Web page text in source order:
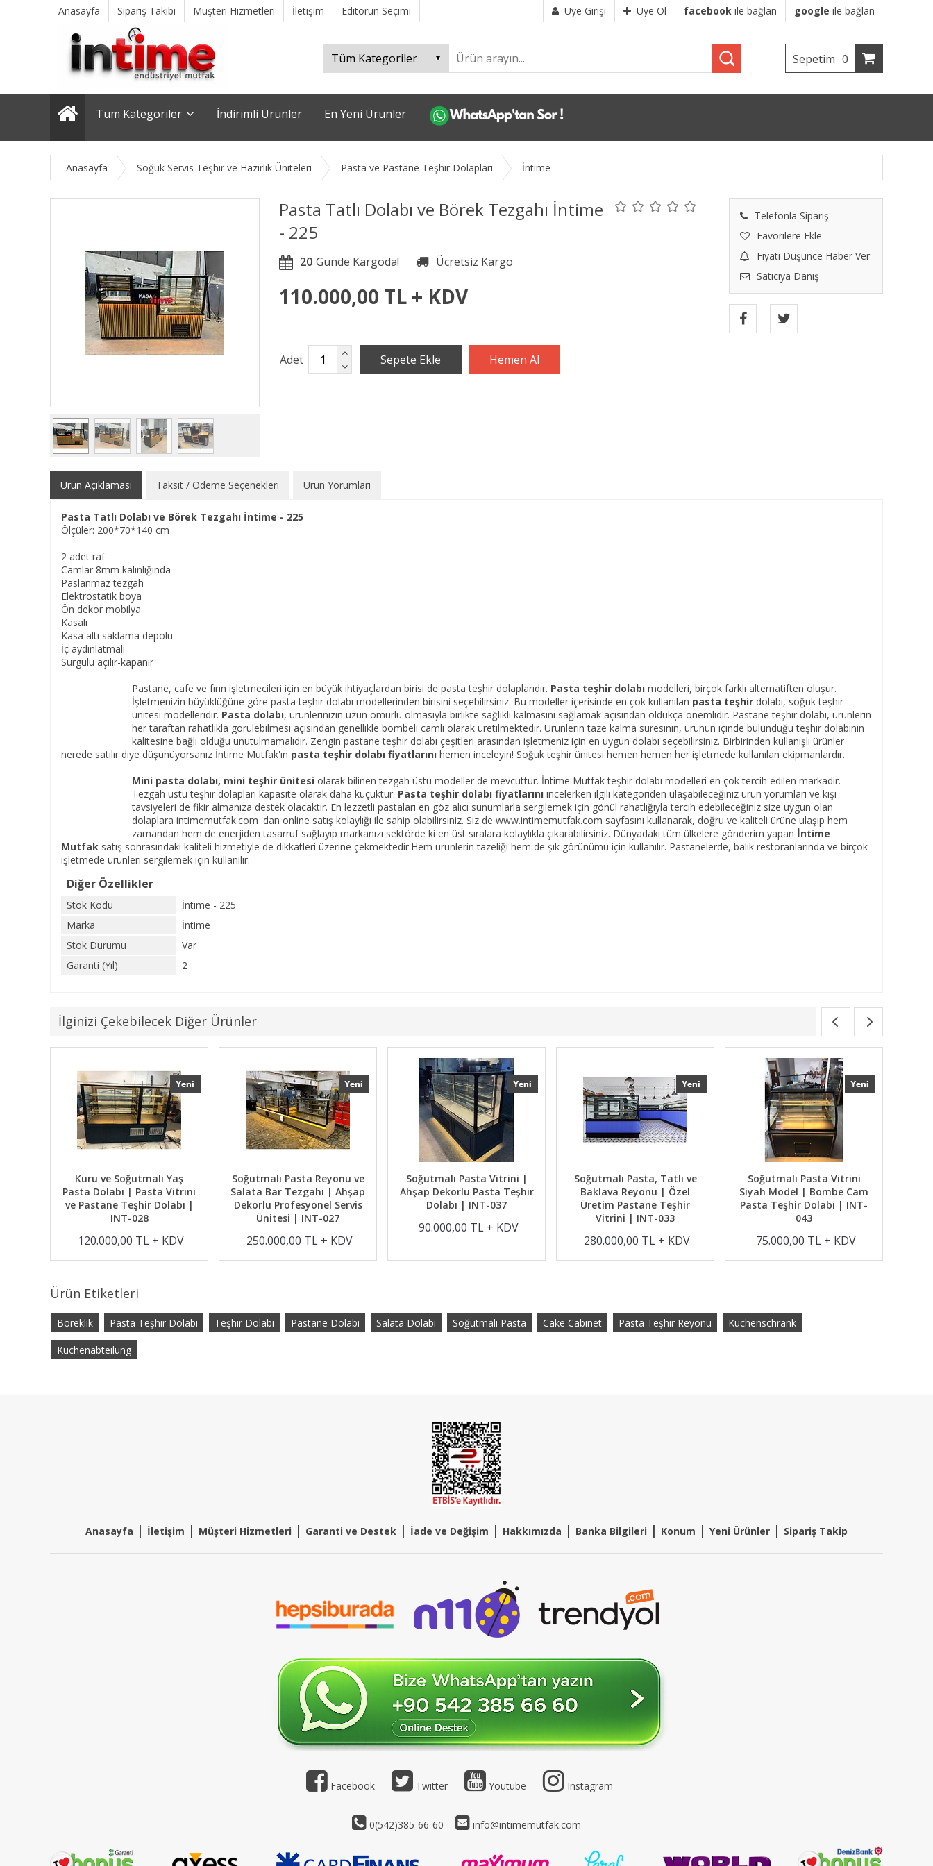
Anasayfa Sipariş Takibi Müşteri Hizmetleri İletişim Editörün Seçimi Üye Girişi Üye Ol facebook ile bağlan google ile bağlan
Sepetim 0
Tüm Kategoriler İndirimli Ürünler En Yeni Ürünler
Anasayfa Soğuk Servis Teşhir ve Hazırlık Üniteleri Pasta ve Pastane Teşhir Dolapları İntime
Pasta Tatlı Dolabı ve Börek Tezgahı İntime
- 225
Telefonla Sipariş
Favorilere Ekle
Fiyatı Düşünce Haber Ver
Satıcıya Danış
20
110.000,00 TL + KDV
Adet
Ürün Açıklaması Taksit / Ödeme Seçenekleri Ürün Yorumları
Pasta Tatlı Dolabı ve Börek Tezgahı İntime - 225
Ölçüler: 200*70*140 cm
2 adet raf
Camlar 8mm kalınlığında
Paslanmaz tezgah
Elektrostatik boya
Ön dekor mobilya
Kasalı
Kasa altı saklama depolu
İç aydınlatmalı
Sürgülü açılır-kapanır
Pastane, cafe ve fırın işletmecileri için en büyük ihtiyaçlardan birisi de pasta teşhir dolaplarıdır. Pasta teşhir dolabı modelleri, birçok farklı alternatiften oluşur.
İşletmenizin büyüklüğüne göre pasta teşhir dolabı modellerinden birisini seçebilirsiniz. Bu modeller içerisinde en çok kullanılan pasta teşhir dolabı, soğuk teşhir
ünitesi modelleridir. Pasta dolabı, ürünlerinizin uzun ömürlü olmasıyla birlikte sağlıklı kalmasını sağlamak açısından oldukça önemlidir. Pastane teşhir dolabı, ürünlerin
her taraftan rahatlıkla görülebilmesi açısından genellikle bombeli camlı olarak üretilmektedir. Ürünlerin taze kalma süresinin, ürünün içinde bulunduğu teşhir dolabının
kalitesine bağlı olduğu unutulmamalıdır. Zengin pastane teşhir dolabı çeşitleri arasından işletmeniz için en uygun dolabı seçebilirsiniz. Birbirinden kullanışlı ürünler
nerede satılır diye düşünüyorsanız İntime Mutfak'ın pasta teşhir dolabı fiyatlarını hemen inceleyin! Soğuk teşhir ünitesi hemen hemen her işletmede kullanılan ekipmanlardır.
Mini pasta dolabı, mini teşhir ünitesi olarak bilinen tezgah üstü modeller de mevcuttur. İntime Mutfak teşhir dolabı modelleri en çok tercih edilen markadır.
Tezgah üstü teşhir dolapları kapasite olarak daha küçüktür. Pasta teşhir dolabı fiyatlarını incelerken ilgili kategoriden ulaşabileceğiniz ürün yorumları ve kişi
tavsiyeleri de fikir almanıza destek olacaktır. En lezzetli pastaları en göz alıcı sunumlarla sergilemek için gönül rahatlığıyla tercih edebileceğiniz size uygun olan
dolaplara intimemutfak.com 'dan online satış kolaylığı ile sahip olabilirsiniz. Siz de www.intimemutfak.com sayfasını kullanarak, doğru ve kaliteli ürüne ulaşıp hem
zamandan hem de enerjiden tasarruf sağlayıp markanızı sektörde ki en üst sıralara kolaylıkla çıkarabilirsiniz. Dünyadaki tüm ülkelere gönderim yapan İntime
Mutfak satış sonrasındaki kaliteli hizmetiyle de dikkatleri üzerine çekmektedir.Hem ürünlerin tazeliği hem de şık görünümü için kullanılır. Pastanelerde, balık restoranlarında ve birçok
işletmede ürünleri sergilemek için kullanılır.
Diğer Özellikler
Stok Kodu
İntime - 225
Marka
İntime
Stok Durumu
Var
Garanti (Yıl)
2
İlginizi Çekebilecek Diğer Ürünler
Kuru ve Soğutmalı Yaş
Pasta Dolabı | Pasta Vitrini
ve Pastane Teşhir Dolabı |
INT-028
120.000,00 TL + KDV
Soğutmalı Pasta Reyonu ve
Salata Bar Tezgahı | Ahşap
Dekorlu Profesyonel Servis
Ünitesi | INT-027
250.000,00 TL + KDV
Soğutmalı Pasta Vitrini |
Ahşap Dekorlu Pasta Teşhir
Dolabı | INT-037
90.000,00 TL + KDV
Soğutmalı Pasta, Tatlı ve
Baklava Reyonu | Özel
Üretim Pastane Teşhir
Vitrini | INT-033
280.000,00 TL + KDV
Soğutmalı Pasta Vitrini
Siyah Model | Bombe Cam
Pasta Teşhir Dolabı | INT-
043
75.000,00 TL + KDV
Ürün Etiketleri
Böreklik Pasta Teşhir Dolabı Teşhir Dolabı Pastane Dolabı Salata Dolabı Soğutmalı Pasta Cake Cabinet Pasta Teşhir Reyonu Kuchenschrank
Kuchenabteilung
Anasayfa | İletişim | Müşteri Hizmetleri | Garanti ve Destek | İade ve Değişim | Hakkımızda | Banka Bilgileri | Konum | Yeni Ürünler | Sipariş Takip
Facebook Twitter Youtube Instagram
0(542)385-66-60 - info@intimemutfak.com